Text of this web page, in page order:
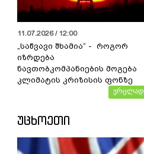
11.07.2026 / 12:00
„საწვავი შხამია“ - როგორ
იზრდება
ნავთობკომპანიების მოგება
კლიმატის კრიზისის ფონზე
ვრცლად
ᲣᲪᲮᲝᲔᲗᲘ